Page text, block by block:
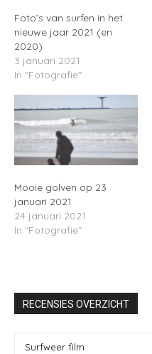
Foto’s van surfen in het
nieuwe jaar 2021 (en
2020)
3 januari 2021
In "Fotografie"
Mooie golven op 23
januari 2021
24 januari 2021
In "Fotografie"
RECENSIES OVERZICHT
Surfweer film